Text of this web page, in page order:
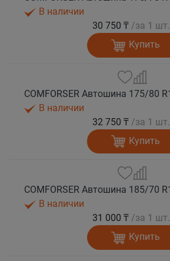
В наличии
30 750 ₸ /за 1 шт.
Купить
В наличии
32 750 ₸ /за 1 шт.
Купить
В наличии
31 000 ₸ /за 1 шт.
Купить